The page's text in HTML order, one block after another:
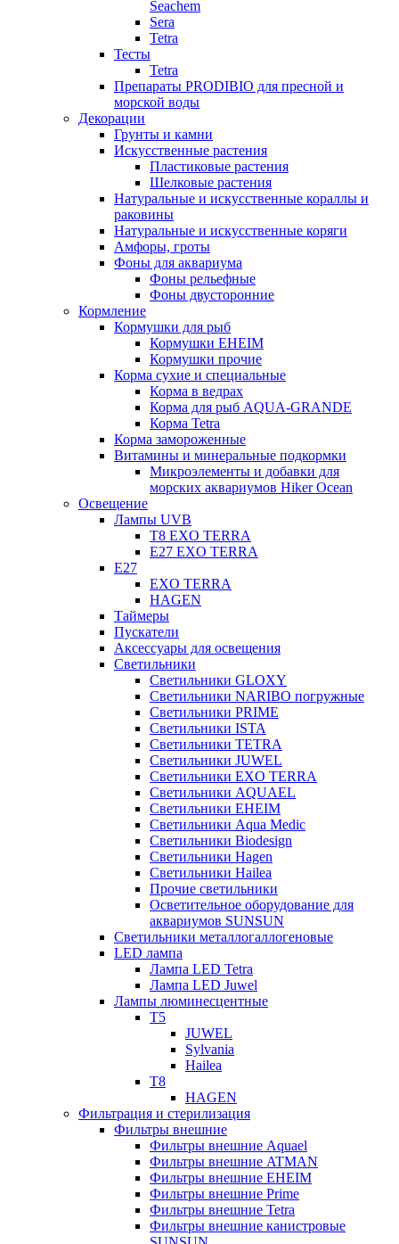
Seachem
Sera
Tetra
Тесты
Tetra
Препараты PRODIBIO для пресной и
морской воды
Декорации
Грунты и камни
Искусственные растения
Пластиковые растения
Шелковые растения
Натуральные и искусственные кораллы и
раковины
Натуральные и искусственные коряги
Амфоры, гроты
Фоны для аквариума
Фоны рельефные
Фоны двусторонние
Кормление
Кормушки для рыб
Кормушки EHEIM
Кормушки прочие
Корма сухие и специальные
Корма в ведрах
Корма для рыб AQUA-GRANDE
Корма Tetra
Корма замороженные
Витамины и минеральные подкормки
Микроэлементы и добавки для
морских аквариумов Hiker Ocean
Освещение
Лампы UVB
Т8 EXO TERRA
Е27 EXO TERRA
Е27
EXO TERRA
HAGEN
Таймеры
Пускатели
Аксессуары для освещения
Светильники
Светильники GLOXY
Светильники NARIBO погружные
Светильники PRIME
Светильники ISTA
Светильники TETRA
Светильники JUWEL
Светильники EXO TERRA
Светильники AQUAEL
Светильники EHEIM
Светильники Aqua Medic
Светильники Biodesign
Светильники Hagen
Светильники Hailea
Прочие светильники
Осветительное оборудование для
аквариумов SUNSUN
Светильники металлогаллогеновые
LED лампа
Лампа LED Tetra
Лампа LED Juwel
Лампы люминесцентные
T5
JUWEL
Sylvania
Hailea
T8
HAGEN
Фильтрация и стерилизация
Фильтры внешние
Фильтры внешние Aquael
Фильтры внешние ATMAN
Фильтры внешние EHEIM
Фильтры внешние Prime
Фильтры внешние Tetra
Фильтры внешние канистровые